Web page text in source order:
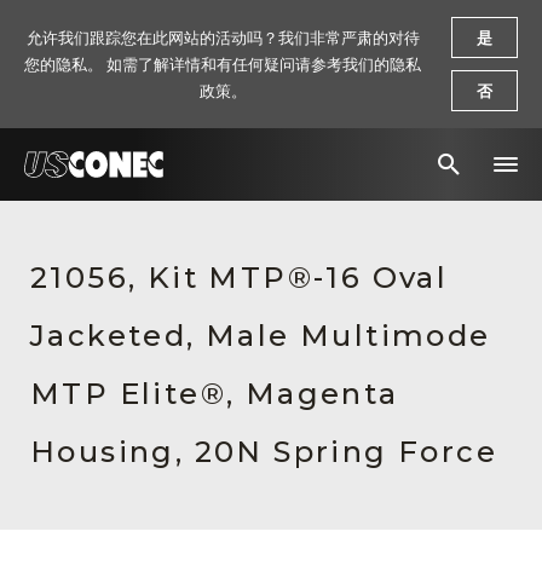
解决方案
产品
资源
关于我们
21056, Kit MTP®-16 Oval
Jacketed, Male Multimode
MTP Elite®, Magenta
Housing, 20N Spring Force
允许我们跟踪您在此网站的活动吗？我们非常严肃的对待
您的隐私。 如需了解详情和有任何疑问请参考我们的隐私
政策。
是
否